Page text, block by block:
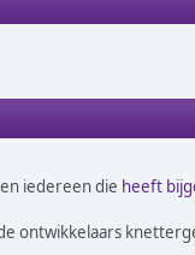
iedereen die heeft
ontwikkelaars